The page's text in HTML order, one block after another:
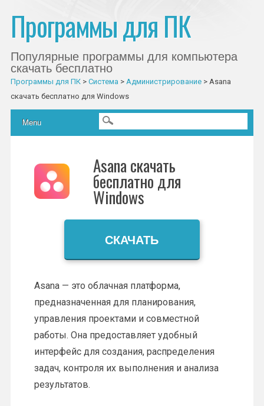
Программы для ПК
Популярные программы для компьютера
скачать бесплатно
Программы для ПК> Система > Администрирование> Asana
скачать бесплатно для Windows
Главное меню
Skip to content
Menu
Asana скачать
бесплатно для
Windows
СКАЧАТЬ
Asana — это облачная платформа,
предназначенная для планирования,
управления проектами и совместной
работы. Она предоставляет удобный
интерфейс для создания, распределения
задач, контроля их выполнения и анализа
результатов.